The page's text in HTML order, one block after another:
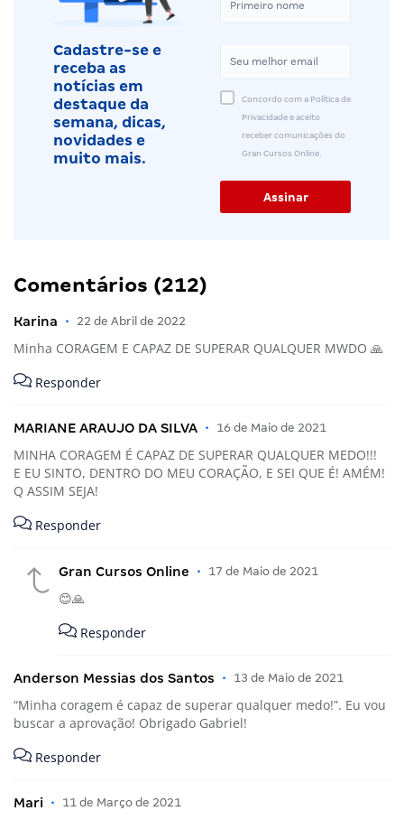
Cadastre-se e
receba as
notícias em
destaque da
semana, dicas,
novidades e
muito mais.
Concordo com a Política de
Privacidade e aceito
receber comunicações do
Gran Cursos Online.
Comentários (212)
Karina • 22 de Abril de 2022
Minha CORAGEM E CAPAZ DE SUPERAR QUALQUER MWDO 🙏
Responder
MARIANE ARAUJO DA SILVA • 16 de Maio de 2021
MINHA CORAGEM É CAPAZ DE SUPERAR QUALQUER MEDO!!!
E EU SINTO, DENTRO DO MEU CORAÇÃO, E SEI QUE É! AMÉM!
Q ASSIM SEJA!
Responder
Gran Cursos Online • 17 de Maio de 2021
😊🙏
Responder
Anderson Messias dos Santos • 13 de Maio de 2021
“Minha coragem é capaz de superar qualquer medo!”. Eu vou
buscar a aprovação! Obrigado Gabriel!
Responder
Mari • 11 de Março de 2021